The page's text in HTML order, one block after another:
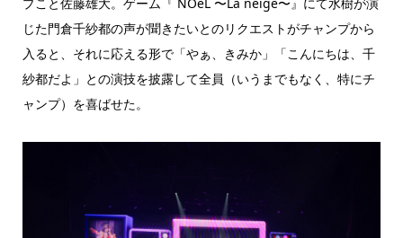
じた門倉千紗都の声が聞きたいとのリクエストがチャンプから
入ると、それに応える形で「やぁ、きみか」「こんにちは、千
紗都だよ」との演技を披露して全員（いうまでもなく、特にチ
ャンプ）を喜ばせた。